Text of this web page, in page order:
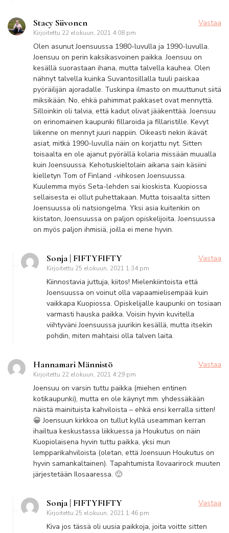
Stacy Siivonen
Kirjoitettu 22 elokuun, 2021 4:08 pm
Vastaa
Olen asunut Joensuussa 1980-luvulla ja 1990-luvulla.
Joensuu on perin kaksikasvoinen paikka. Joensuu on
kesällä suorastaan ihana, mutta talvella kauhea. Olen
nähnyt talvella kuinka Suvantosillalla tuuli paiskaa
pyöräilijän ajoradalle. Tuskinpa ilmasto on muuttunut siitä
miksikään. No, ehkä pahimmat pakkaset ovat mennyttä.
Silloinkin oli talvia, että kadut olivat jääkenttää. Joensuu
on erinomainen kaupunki fillaroida ja fillaristille. Kevyt
liikenne on mennyt juuri nappiin. Oikeasti nekin ikävät
asiat, mitkä 1990-luvulla näin on korjattu nyt. Sitten
toisaalta en ole ajanut pyörällä kolaria missään muualla
kuin Joensuussa. Kehotuskieltolain aikana sain käsiini
kielletyn Tom of Finland -vihkosen Joensuussa.
Kuulemma myös Seta-lehden sai kioskista. Kuopiossa
sellaisesta ei ollut puhettakaan. Mutta toisaalta sitten
Joensuussa oli natsiongelma. Yksi asia kuitenkin on
kiistaton, Joensuussa on paljon opiskelijoita. Joensuussa
on myös paljon ihmisiä, joilla ei mene hyvin.
Sonja | FIFTYFIFTY
Kirjoitettu 25 elokuun, 2021 1:34 pm
Vastaa
Kiinnostavia juttuja, kiitos! Mielenkiintoista että
Joensuussa on voinut olla vapaamielisempää kuin
vaikkapa Kuopiossa. Opiskelijalle kaupunki on tosiaan
varmasti hauska paikka. Voisin hyvin kuvitella
viihtyväni Joensuussa juurikin kesällä, mutta itsekin
pohdin, miten mahtaisi olla talven laita.
Hannamari Männistö
Kirjoitettu 22 elokuun, 2021 4:29 pm
Vastaa
Joensuu on varsin tuttu paikka (miehen entinen
kotikaupunki), mutta en ole käynyt mm. yhdessäkään
näistä mainituista kahviloista – ehkä ensi kerralla sitten!
😀 Joensuun kirkkoa on tullut kyllä useamman kerran
ihailtua keskustassa liikkuessa ja Houkutus on näin
Kuopiolaisena hyvin tuttu paikka, yksi mun
lempparikahviloista (oletan, että Joensuun Houkutus on
hyvin samankaltainen). Tapahtumista Ilovaarirock muuten
järjestetään Ilosaaressa. 🙂
Sonja | FIFTYFIFTY
Kirjoitettu 25 elokuun, 2021 1:46 pm
Vastaa
Kiva jos tässä oli uusia paikkoja, joita voitte sitten